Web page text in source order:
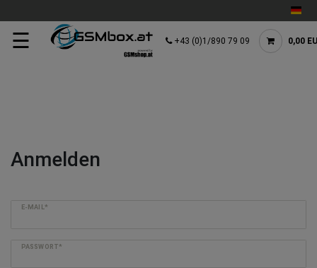
☰ +43 (0)1/890 79 09 0,00
Anmelden
E-MAIL*
PASSWORT*